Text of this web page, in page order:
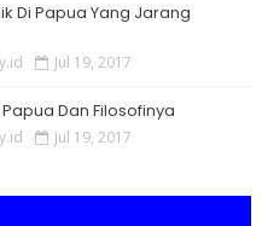
Di Papua Yang Jarang
Jul 19, 2017
Dan Filosofinya
Jul 19, 2017